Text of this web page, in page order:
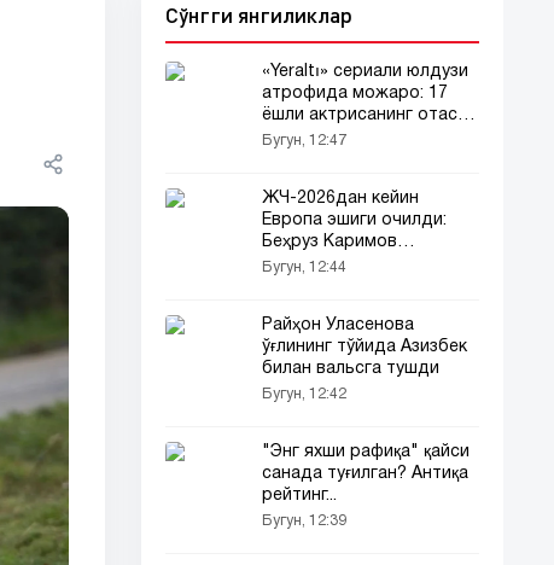
Сўнгги янгиликлар
«Yeraltı» сериали юлдузи
атрофида можаро: 17
ёшли актрисанинг отаси
шикоят қилди
Бугун, 12:47
ЖЧ-2026дан кейин
Европа эшиги очилди:
Беҳруз Каримов
«Лугано»га ўтди!
Бугун, 12:44
Райҳон Уласенова
ўғлининг тўйида Азизбек
билан вальсга тушди
Бугун, 12:42
"Энг яхши рафиқа" қайси
санада туғилган? Антиқа
рейтинг...
Бугун, 12:39